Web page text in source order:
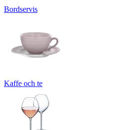
Bordservis
Kaffe och te